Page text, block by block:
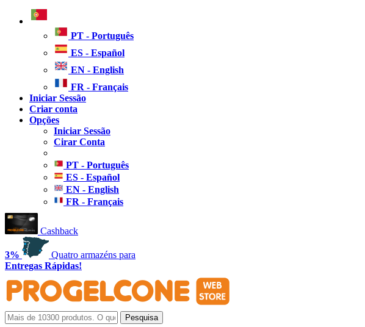
PT - Português
ES - Español
EN - English
FR - Français
Iniciar Sessão
Criar conta
Opções
Iniciar Sessão
Cirar Conta
PT - Português
ES - Español
EN - English
FR - Français
Cashback
3%
Quatro armazéns para
Entregas Rápidas!